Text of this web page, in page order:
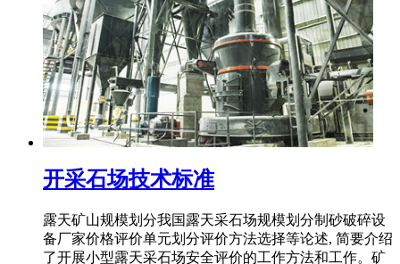
开采石场技术标准
露天矿山规模划分我国露天采石场规模划分制砂破碎设
备厂家价格评价单元划分评价方法选择等论述, 简要介绍
了开展小型露天采石场安全评价的工作方法和工作。矿